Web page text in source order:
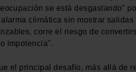
se está desgastando"
climática sin mostrar salidas
corre el riesgo de
impotencia".
el principal desafío, más allá de